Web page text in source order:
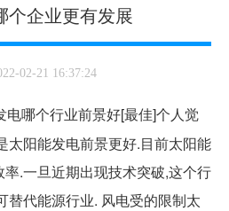
个企业更有发展
02-21 16:37:24
电哪个行业前景好[最佳]个人觉
太阳能发电前景更好.目前太阳能
.一旦近期出现技术突破,这个行
替代能源行业. 风电受的限制太